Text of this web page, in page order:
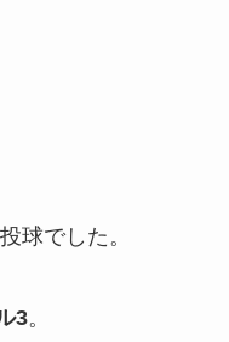
球でした。
3。